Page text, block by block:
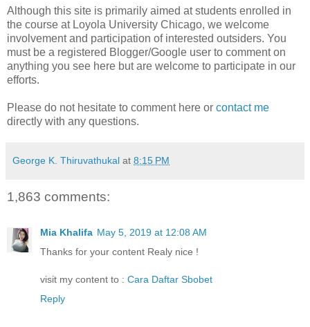
Although this site is primarily aimed at students enrolled in
the course at Loyola University Chicago, we welcome
involvement and participation of interested outsiders. You
must be a registered Blogger/Google user to comment on
anything you see here but are welcome to participate in our
efforts.
Please do not hesitate to comment here or contact me
directly with any questions.
George K. Thiruvathukal at 8:15 PM
1,863 comments:
Mia Khalifa May 5, 2019 at 12:08 AM
Thanks for your content Realy nice !
visit my content to : Cara Daftar Sbobet
Reply